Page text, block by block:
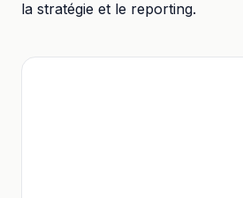
la stratégie et le reporting.